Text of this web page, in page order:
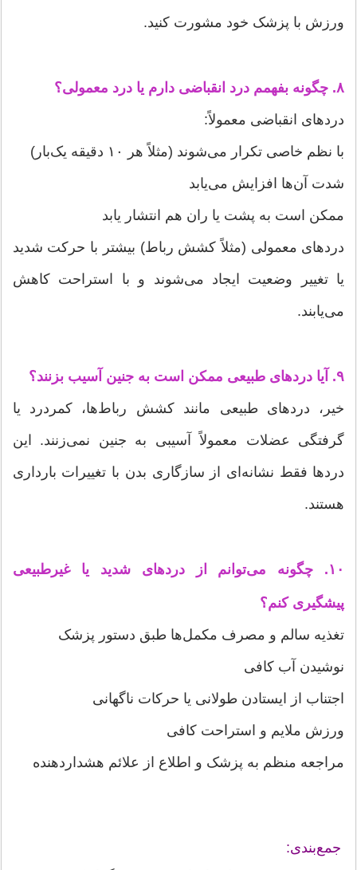
ورزش با پزشک خود مشورت کنید.
۸. چگونه بفهمم درد انقباضی دارم یا درد معمولی؟
دردهای انقباضی معمولاً:
با نظم خاصی تکرار می‌شوند (مثلاً هر ۱۰ دقیقه یک‌بار)
شدت آن‌ها افزایش می‌یابد
ممکن است به پشت یا ران هم انتشار یابد
دردهای معمولی (مثلاً کشش رباط) بیشتر با حرکت شدید
یا تغییر وضعیت ایجاد می‌شوند و با استراحت کاهش
می‌یابند.
۹. آیا دردهای طبیعی ممکن است به جنین آسیب بزنند؟
خیر، دردهای طبیعی مانند کشش رباط‌ها، کمردرد یا
گرفتگی عضلات معمولاً آسیبی به جنین نمی‌زنند. این
دردها فقط نشانه‌ای از سازگاری بدن با تغییرات بارداری
هستند.
۱۰. چگونه می‌توانم از دردهای شدید یا غیرطبیعی
پیشگیری کنم؟
تغذیه سالم و مصرف مکمل‌ها طبق دستور پزشک
نوشیدن آب کافی
اجتناب از ایستادن طولانی یا حرکات ناگهانی
ورزش ملایم و استراحت کافی
مراجعه منظم به پزشک و اطلاع از علائم هشداردهنده
جمع‌بندی: